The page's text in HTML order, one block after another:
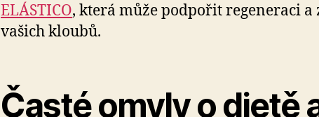
ELÁSTICO, která může podpořit regeneraci
vašich kloubů.
Časté omyly o dietě